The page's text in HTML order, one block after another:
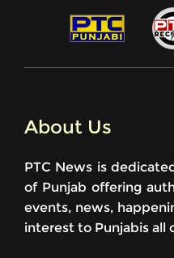
About Us
PTC News is
of Punjab offering
events, news,
interest to Punjabis all